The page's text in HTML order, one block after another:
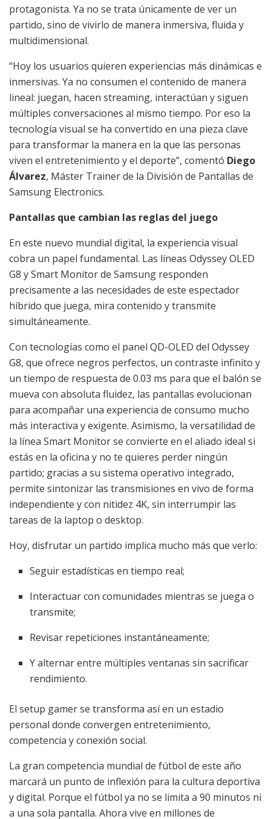
protagonista. Ya no se trata únicamente de ver un
partido, sino de vivirlo de manera inmersiva, fluida y
multidimensional.
“Hoy los usuarios quieren experiencias más dinámicas e
inmersivas. Ya no consumen el contenido de manera
lineal: juegan, hacen streaming, interactúan y siguen
múltiples conversaciones al mismo tiempo. Por eso la
tecnología visual se ha convertido en una pieza clave
para transformar la manera en la que las personas
viven el entretenimiento y el deporte”, comentó Diego
Álvarez, Máster Trainer de la División de Pantallas de
Samsung Electronics.
Pantallas que cambian las reglas del juego
En este nuevo mundial digital, la experiencia visual
cobra un papel fundamental. Las líneas Odyssey OLED
G8 y Smart Monitor de Samsung responden
precisamente a las necesidades de este espectador
híbrido que juega, mira contenido y transmite
simultáneamente.
Con tecnologías como el panel QD-OLED del Odyssey
G8, que ofrece negros perfectos, un contraste infinito y
un tiempo de respuesta de 0.03 ms para que el balón se
mueva con absoluta fluidez, las pantallas evolucionan
para acompañar una experiencia de consumo mucho
más interactiva y exigente. Asimismo, la versatilidad de
la línea Smart Monitor se convierte en el aliado ideal si
estás en la oficina y no te quieres perder ningún
partido; gracias a su sistema operativo integrado,
permite sintonizar las transmisiones en vivo de forma
independiente y con nitidez 4K, sin interrumpir las
tareas de la laptop o desktop.
Hoy, disfrutar un partido implica mucho más que verlo:
Seguir estadísticas en tiempo real;
Interactuar con comunidades mientras se juega o
transmite;
Revisar repeticiones instantáneamente;
Y alternar entre múltiples ventanas sin sacrificar
rendimiento.
El setup gamer se transforma así en un estadio
personal donde convergen entretenimiento,
competencia y conexión social.
La gran competencia mundial de fútbol de este año
marcará un punto de inflexión para la cultura deportiva
y digital. Porque el fútbol ya no se limita a 90 minutos ni
a una sola pantalla. Ahora vive en millones de